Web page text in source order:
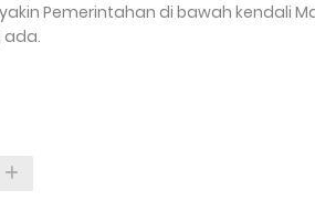
Pemerintahan di bawah kendali